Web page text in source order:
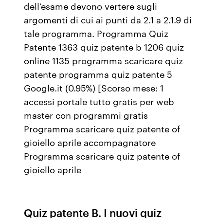
dell’esame devono vertere sugli
argomenti di cui ai punti da 2.1 a 2.1.9 di
tale programma. Programma Quiz
Patente 1363 quiz patente b 1206 quiz
online 1135 programma scaricare quiz
patente programma quiz patente 5
Google.it (0.95%) [Scorso mese: 1
accessi portale tutto gratis per web
master con programmi gratis
Programma scaricare quiz patente of
gioiello aprile accompagnatore
Programma scaricare quiz patente of
gioiello aprile
Quiz patente B. I nuovi quiz